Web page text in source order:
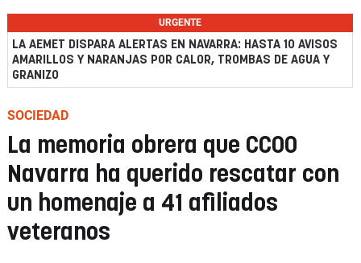
URGENTE
LA AEMET DISPARA ALERTAS EN NAVARRA: HASTA 10 AVISOS
AMARILLOS Y NARANJAS POR CALOR, TROMBAS DE AGUA Y
GRANIZO
SOCIEDAD
La memoria obrera que CCOO
Navarra ha querido rescatar con
un homenaje a 41 afiliados
veteranos